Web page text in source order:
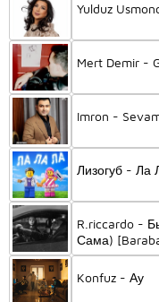
Yulduz
Mert Demir -
Imron -
Лизогуб - Ла
R.riccardo -
Сама)
Konfuz - Ау